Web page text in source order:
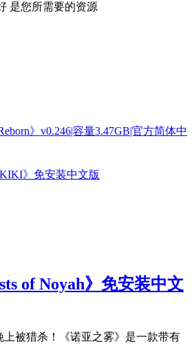
是您所需要的资源
》v0.246|容量3.47GB|官方简体中
》免安装中文版
of Noyah》免安装中文
被猎杀！《诺亚之雾》是一款带有